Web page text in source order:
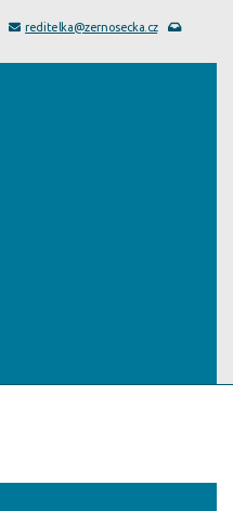
reditelka@zernosecka.cz